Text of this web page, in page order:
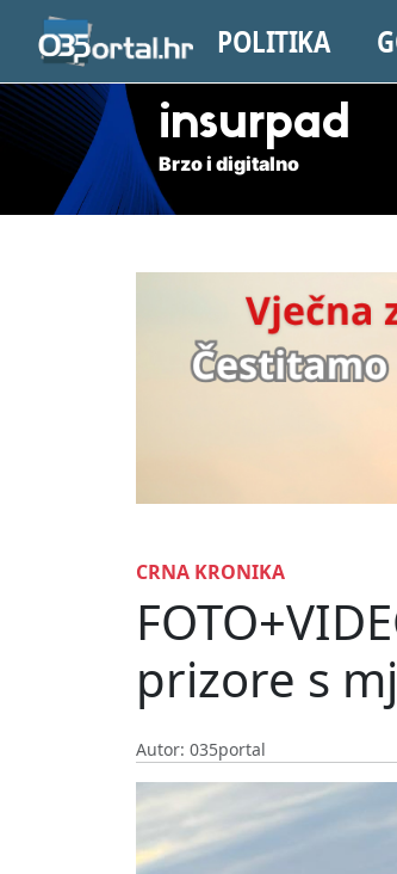
POLITIKA
insurpad
Brzo i digitalno
CRNA KRONIKA
prizore s
Autor: 035portal